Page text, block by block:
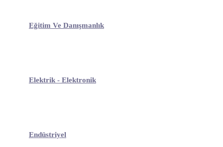
Eğitim Ve Danışmanlık
Elektrik - Elektronik
Endüstriyel